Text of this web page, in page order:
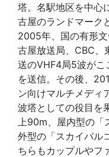
塔。名駅地区を中心
古屋のランドマーク
2005年、国の有形
古屋放送局、CBC、
送のVHF4局5波がこ
を送信。その後、
ン向けマルチメディ
波塔としての役目を
上90m、屋内型の
外型の「スカイバル
ちらもカップルやフ